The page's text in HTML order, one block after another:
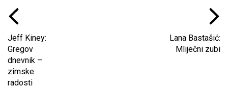
Jeff Kiney:
Gregov
dnevnik –
zimske
radosti
Lana Bastašić:
Mliječni zubi